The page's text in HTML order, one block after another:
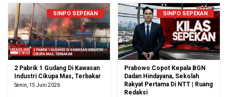
SINPO SEPEKAN
2 Pabrik 1 Gudang Di Kawasan
Industri Cikupa Mas, Terbakar
Senin, 15 Juni 2026
SINPO SEPEKAN
Prabowo Copot Kepala BGN
Dadan Hindayana, Sekolah
Rakyat Pertama Di NTT | Ruang
Redaksi